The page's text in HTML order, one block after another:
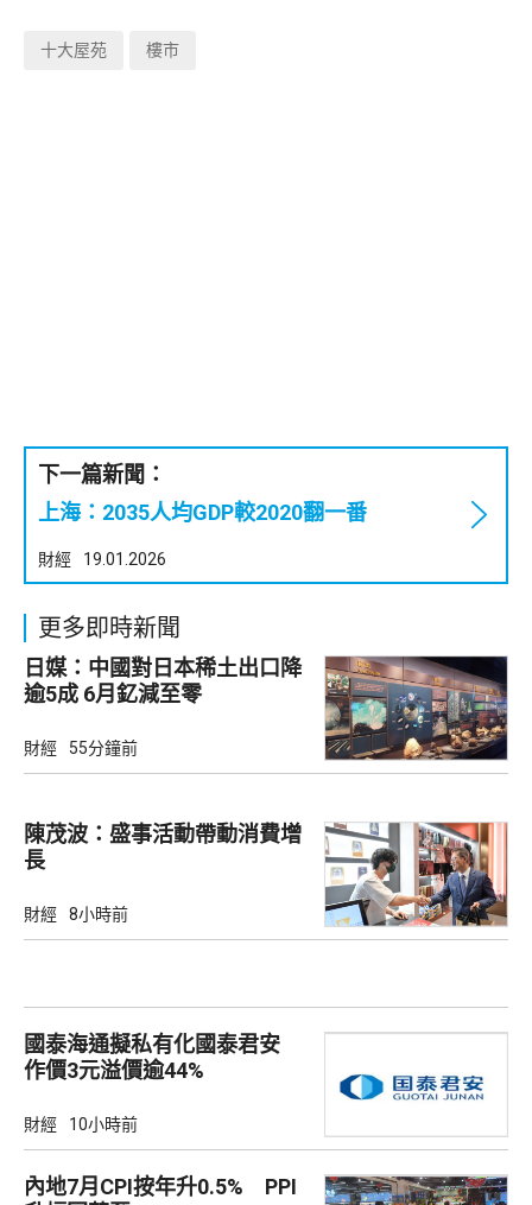
十大屋苑 樓市
下一篇新聞：
上海：2035人均GDP較2020翻一番
財經 19.01.2026
更多即時新聞
日媒：中國對日本稀土出口降
逾5成 6月釔減至零
財經 55分鐘前
陳茂波：盛事活動帶動消費增
長
財經 8小時前
國泰海通擬私有化國泰君安
作價3元溢價逾44%
財經 10小時前
內地7月CPI按年升0.5% PPI